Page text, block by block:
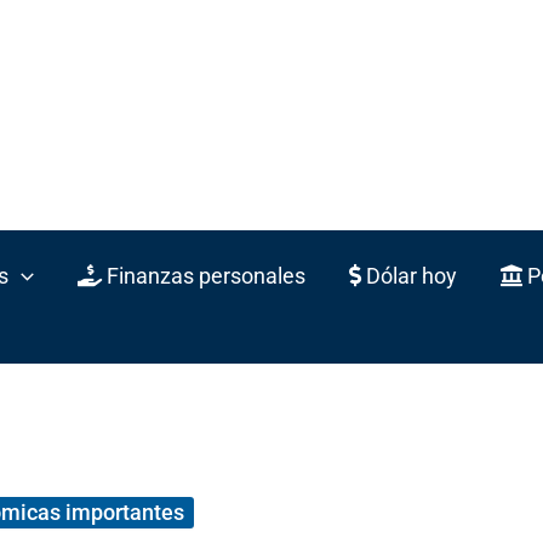
Finanzas personales Dólar hoy
importantes